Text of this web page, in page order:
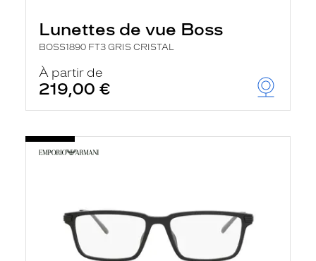
Lunettes de vue Boss
BOSS1890 FT3 GRIS CRISTAL
À partir de
219,00 €